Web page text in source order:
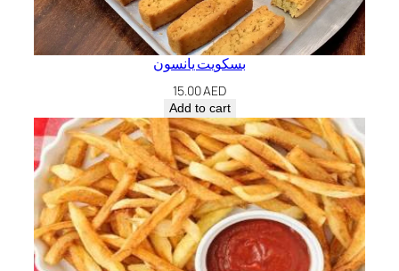
بسكويت يانسون
15.00AED
Add to cart